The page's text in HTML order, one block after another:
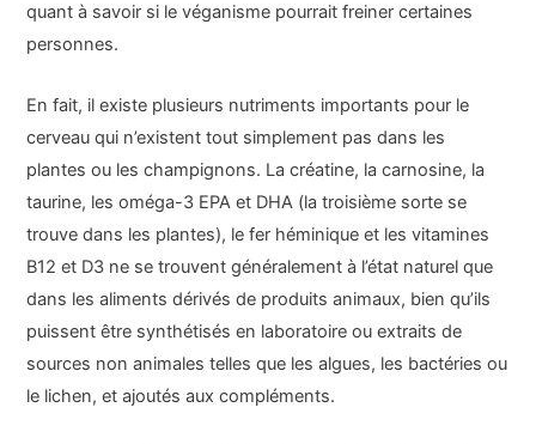
quant à savoir si le véganisme pourrait freiner certaines
personnes.
En fait, il existe plusieurs nutriments importants pour le
cerveau qui n’existent tout simplement pas dans les
plantes ou les champignons. La créatine, la carnosine, la
taurine, les oméga-3 EPA et DHA (la troisième sorte se
trouve dans les plantes), le fer héminique et les vitamines
B12 et D3 ne se trouvent généralement à l’état naturel que
dans les aliments dérivés de produits animaux, bien qu’ils
puissent être synthétisés en laboratoire ou extraits de
sources non animales telles que les algues, les bactéries ou
le lichen, et ajoutés aux compléments.